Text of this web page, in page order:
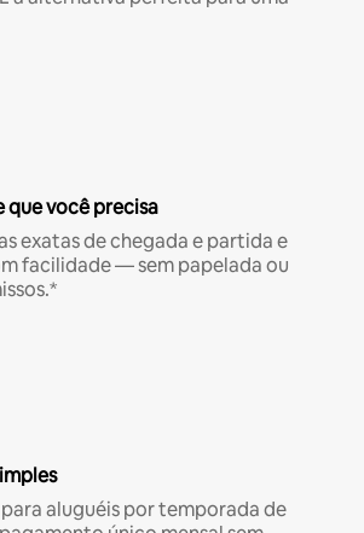
você precisa
exatas de chegada e partida e
facilidade — sem papelada ou
aluguéis por temporada de